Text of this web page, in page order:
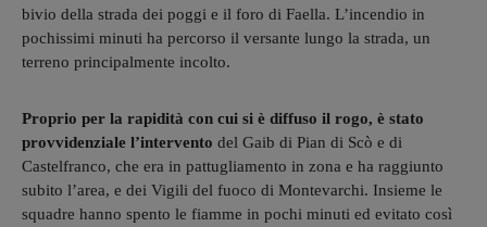
bivio della strada dei poggi e il foro di Faella. L’incendio in
pochissimi minuti ha percorso il versante lungo la strada, un
terreno principalmente incolto.
Proprio per la rapidità con cui si è diffuso il rogo, è stato
provvidenziale l’intervento del Gaib di Pian di Scò e di
Castelfranco, che era in pattugliamento in zona e ha raggiunto
subito l’area, e dei Vigili del fuoco di Montevarchi. Insieme le
squadre hanno spento le fiamme in pochi minuti ed evitato così